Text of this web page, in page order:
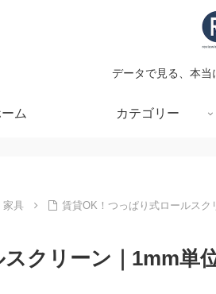
データで見る、本当
ム カテゴリー
家具
賃貸OK！つっぱり式ロールス
クリーン｜1mm単